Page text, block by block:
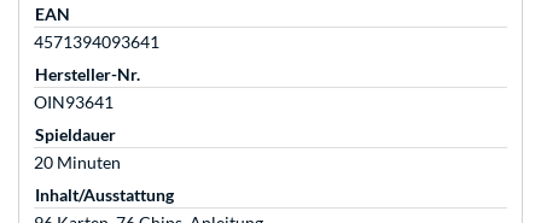
EAN
4571394093641
Hersteller-Nr.
OIN93641
Spieldauer
20 Minuten
Inhalt/Ausstattung